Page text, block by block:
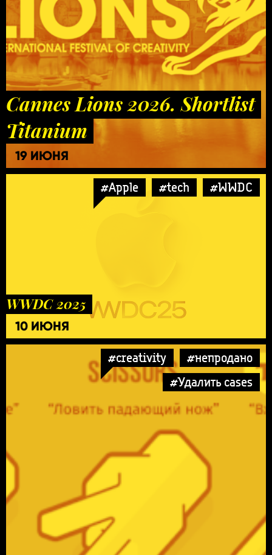
Cannes Lions 2026. Shortlist
Titanium
19 ИЮНЯ
#Apple #tech #WWDC
WWDC 2025
10 ИЮНЯ
#creativity
#непродано
#Удалить cases